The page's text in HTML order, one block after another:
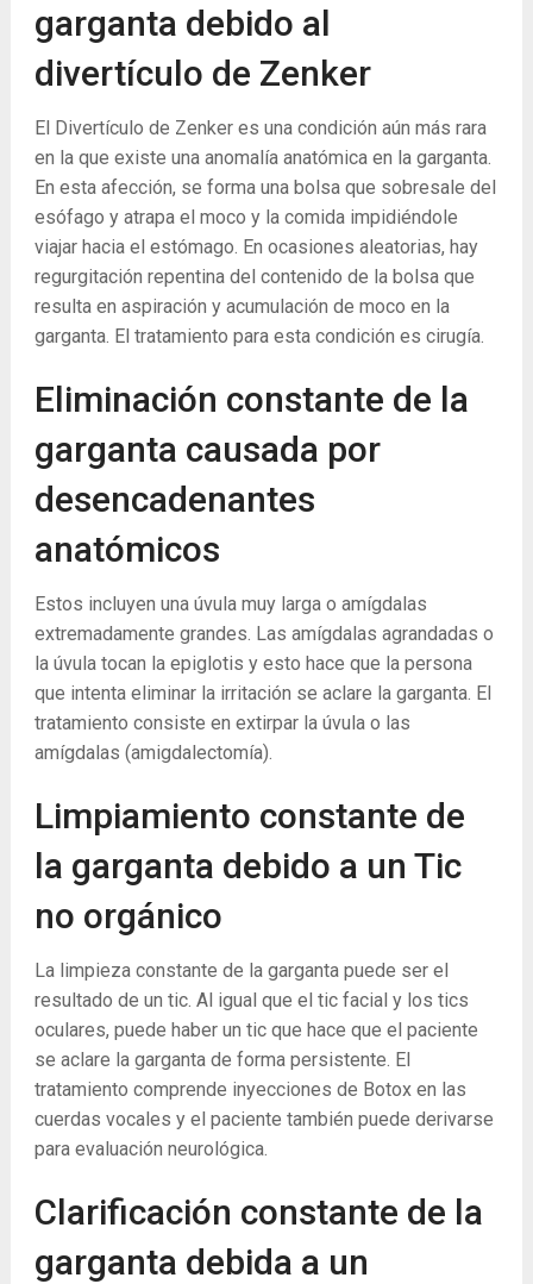
garganta debido al
divertículo de Zenker
El Divertículo de Zenker es una condición aún más rara
en la que existe una anomalía anatómica en la garganta.
En esta afección, se forma una bolsa que sobresale del
esófago y atrapa el moco y la comida impidiéndole
viajar hacia el estómago. En ocasiones aleatorias, hay
regurgitación repentina del contenido de la bolsa que
resulta en aspiración y acumulación de moco en la
garganta. El tratamiento para esta condición es cirugía.
Eliminación constante de la
garganta causada por
desencadenantes
anatómicos
Estos incluyen una úvula muy larga o amígdalas
extremadamente grandes. Las amígdalas agrandadas o
la úvula tocan la epiglotis y esto hace que la persona
que intenta eliminar la irritación se aclare la garganta. El
tratamiento consiste en extirpar la úvula o las
amígdalas (amigdalectomía).
Limpiamiento constante de
la garganta debido a un Tic
no orgánico
La limpieza constante de la garganta puede ser el
resultado de un tic. Al igual que el tic facial y los tics
oculares, puede haber un tic que hace que el paciente
se aclare la garganta de forma persistente. El
tratamiento comprende inyecciones de Botox en las
cuerdas vocales y el paciente también puede derivarse
para evaluación neurológica.
Clarificación constante de la
garganta debida a un